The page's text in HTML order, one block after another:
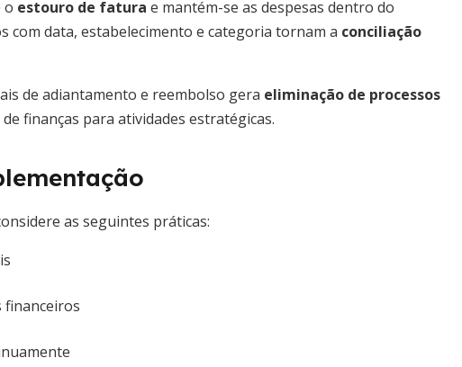
o estouro de fatura e mantém-se as despesas dentro do
com data, estabelecimento e categoria tornam a conciliação
de adiantamento e reembolso gera eliminação de processos
finanças para atividades estratégicas.
as seguintes práticas:
financeiros